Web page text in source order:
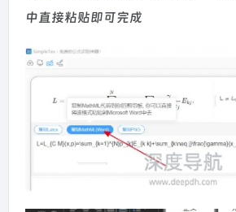
中直接粘贴即可完成